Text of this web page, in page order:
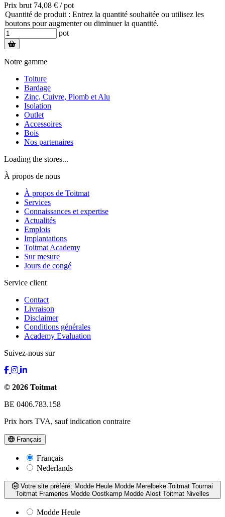
Prix brut 74,08 € / pot
Quantité de produit : Entrez la quantité souhaitée ou utilisez les
boutons pour augmenter ou diminuer la quantité.
pot
Notre gamme
Toiture
Bardage
Zinc, Cuivre, Plomb et Alu
Isolation
Outlet
Accessoires
Bois
Nos partenaires
Loading the stores...
À propos de nous
À propos de Toitmat
Services
Connaissances et expertise
Actualités
Emplois
Implantations
Toitmat Academy
Sur mesure
Jours de congé
Service client
Contact
Livraison
Disclaimer
Conditions générales
Academy Evaluation
Suivez-nous sur
© 2026 Toitmat
BE 0406.783.158
Prix hors TVA, sauf indication contraire
Français
Français
Nederlands
Votre site préféré: Modde Heule Modde Merelbeke Toitmat Tournai
Toitmat Frameries Modde Oostkamp Modde Alost Toitmat Nivelles
Modde Heule